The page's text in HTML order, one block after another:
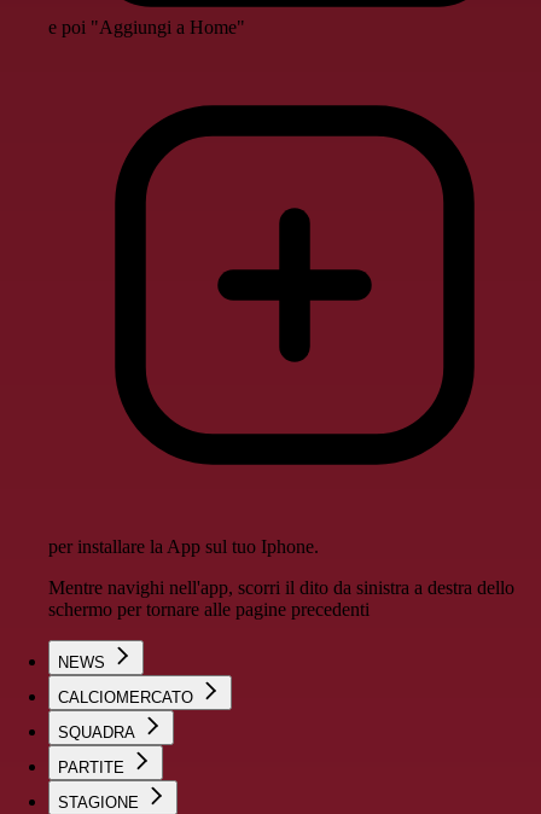
e poi "Aggiungi a Home"
per installare la App sul tuo Iphone.
Mentre navighi nell'app, scorri il dito da sinistra a destra dello
schermo per tornare alle pagine precedenti
NEWS
CALCIOMERCATO
SQUADRA
PARTITE
STAGIONE